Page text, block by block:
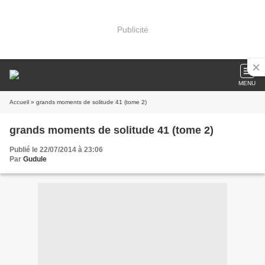
Publicité
MENU
Accueil » grands moments de solitude 41 (tome 2)
grands moments de solitude 41 (tome 2)
Publié le 22/07/2014 à 23:06
Par Gudule